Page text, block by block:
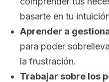
basarte en tu
Aprender a
para poder
la frustración.
Trabajar sobre los